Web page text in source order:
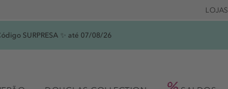
LOJAS
SURPRESA ✨ até 07/08/26